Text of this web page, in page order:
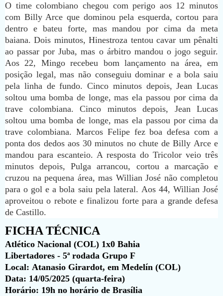
O time colombiano chegou com perigo aos 12 minutos
com Billy Arce que dominou pela esquerda, cortou para
dentro e bateu forte, mas mandou por cima da meta
baiana. Dois minutos, Hinestroza tentou cavar um pênalti
ao passar por Juba, mas o árbitro mandou o jogo seguir.
Aos 22, Mingo recebeu bom lançamento na área, em
posição legal, mas não conseguiu dominar e a bola saiu
pela linha de fundo. Cinco minutos depois, Jean Lucas
soltou uma bomba de longe, mas ela passou por cima da
trave colombiana. Cinco minutos depois, Jean Lucas
soltou uma bomba de longe, mas ela passou por cima da
trave colombiana. Marcos Felipe fez boa defesa com a
ponta dos dedos aos 30 minutos no chute de Billy Arce e
mandou para escanteio. A resposta do Tricolor veio três
minutos depois, Pulga arrancou, cortou a marcação e
cruzou na pequena área, mas Willian José não completou
para o gol e a bola saiu pela lateral. Aos 44, Willian José
aproveitou o rebote e finalizou forte para a grande defesa
de Castillo.
FICHA TÉCNICA
Atlético Nacional (COL) 1x0 Bahia
Libertadores - 5ª rodada Grupo F
Local: Atanasio Girardot, em Medelín (COL)
Data: 14/05/2025 (quarta-feira)
Horário: 19h no horário de Brasília